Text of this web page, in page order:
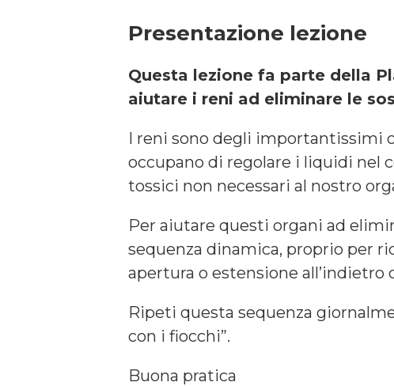
Presentazione lezione
Questa lezione fa parte della
aiutare i reni ad eliminare le
I reni sono degli importantissimi
occupano di regolare i liquidi nel
tossici non necessari al nostro
Per aiutare questi organi ad
sequenza dinamica, proprio per
apertura o estensione
Ripeti questa sequenza
con i fiocchi”.
Buona pratica